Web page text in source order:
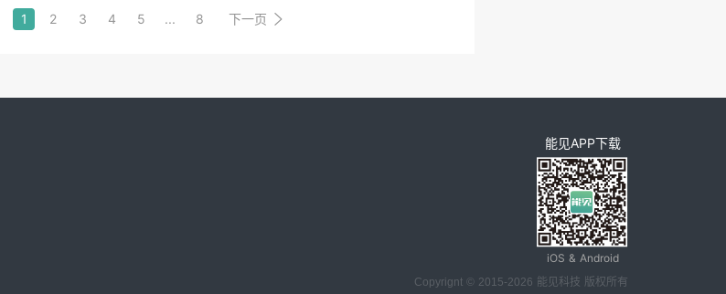
1 2 3 4 5 ... 8 下一页
能见APP下载
iOS & Android
Copyrignt © 2015-2026 能见科技 版权所有